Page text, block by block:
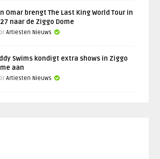
Omar brengt The Last King World Tour in
naar de Ziggo Dome
Artiesten Nieuws
Swims kondigt extra shows in Ziggo
aan
Artiesten Nieuws